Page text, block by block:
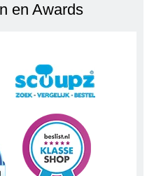
en Awards